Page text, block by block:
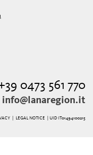
0473 561 770
info@lanaregion.it
| LEGAL NOTICE | UID IT01494100215